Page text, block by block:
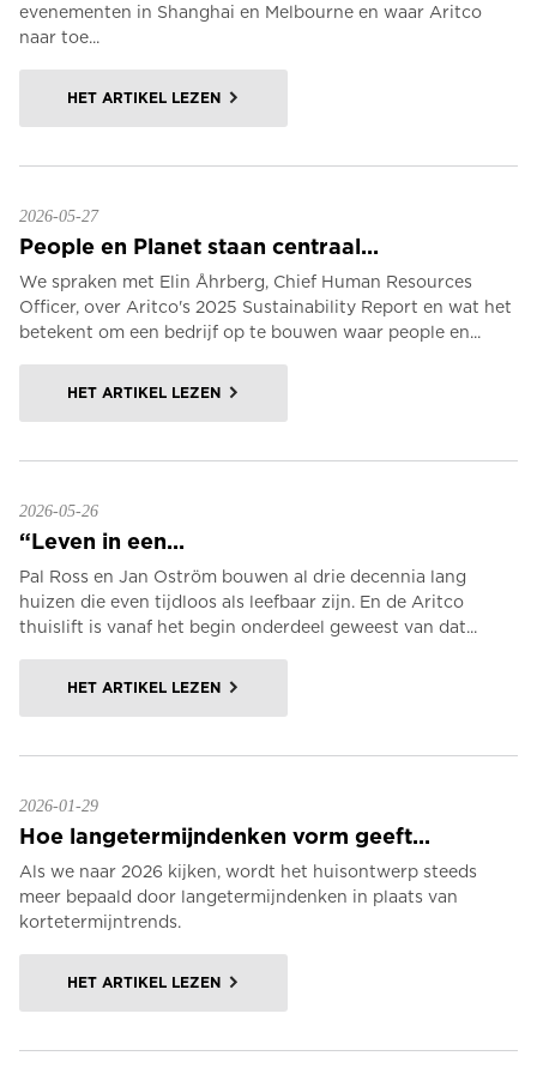
evenementen in Shanghai en Melbourne en waar Aritco
naar toe...
HET ARTIKEL LEZEN
2026-05-27
People en Planet staan centraal...
We spraken met Elin Åhrberg, Chief Human Resources
Officer, over Aritco's 2025 Sustainability Report en wat het
betekent om een bedrijf op te bouwen waar people en...
HET ARTIKEL LEZEN
2026-05-26
“Leven in een...
Pal Ross en Jan Oström bouwen al drie decennia lang
huizen die even tijdloos als leefbaar zijn. En de Aritco
thuislift is vanaf het begin onderdeel geweest van dat...
HET ARTIKEL LEZEN
2026-01-29
Hoe langetermijndenken vorm geeft...
Als we naar 2026 kijken, wordt het huisontwerp steeds
meer bepaald door langetermijndenken in plaats van
kortetermijntrends.
HET ARTIKEL LEZEN